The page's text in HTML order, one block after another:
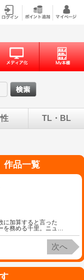
TL・BL
作品一覧
に加算すると言った
を務める千里。ニュ…
次へ